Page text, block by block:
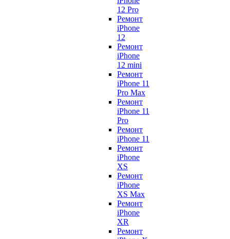
12 Pro
Ремонт
iPhone
12
Ремонт
iPhone
12 mini
Ремонт
iPhone 11
Pro Max
Ремонт
iPhone 11
Pro
Ремонт
iPhone 11
Ремонт
iPhone
XS
Ремонт
iPhone
XS Max
Ремонт
iPhone
XR
Ремонт